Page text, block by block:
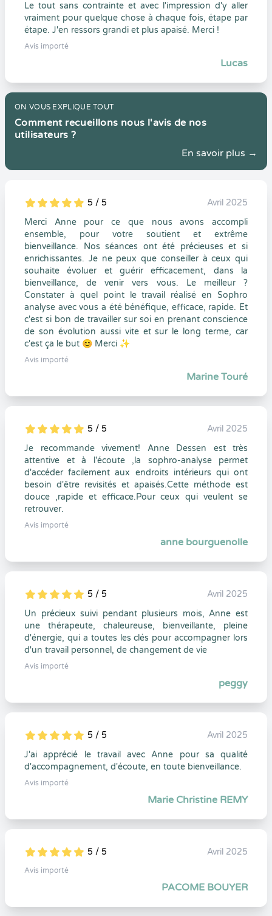
Le tout sans contrainte et avec l'impression d'y aller
vraiment pour quelque chose à chaque fois, étape par
étape. J'en ressors grandi et plus apaisé. Merci !
Avis importé
Lucas
ON VOUS EXPLIQUE TOUT
Comment recueillons nous l'avis de nos
utilisateurs ?
En savoir plus →
5
1
5
0 5 / 5
Avril 2025
Merci Anne pour ce que nous avons accompli
ensemble, pour votre soutient et extrême
bienveillance. Nos séances ont été précieuses et si
enrichissantes. Je ne peux que conseiller à ceux qui
souhaite évoluer et guérir efficacement, dans la
bienveillance, de venir vers vous. Le meilleur ?
Constater à quel point le travail réalisé en Sophro
analyse avec vous a été bénéfique, efficace, rapide. Et
c'est si bon de travailler sur soi en prenant conscience
de son évolution aussi vite et sur le long terme, car
c'est ça le but 😊 Merci ✨
Avis importé
Marine Touré
5
1
5
0 5 / 5
Avril 2025
Je recommande vivement! Anne Dessen est très
attentive et à l'écoute ,la sophro-analyse permet
d'accéder facilement aux endroits intérieurs qui ont
besoin d'être revisités et apaisés.Cette méthode est
douce ,rapide et efficace.Pour ceux qui veulent se
retrouver.
Avis importé
anne bourguenolle
5
1
5
0 5 / 5
Avril 2025
Un précieux suivi pendant plusieurs mois, Anne est
une thérapeute, chaleureuse, bienveillante, pleine
d'énergie, qui a toutes les clés pour accompagner lors
d'un travail personnel, de changement de vie
Avis importé
peggy
5
1
5
0 5 / 5
Avril 2025
J'ai apprécié le travail avec Anne pour sa qualité
d'accompagnement, d'écoute, en toute bienveillance.
Avis importé
Marie Christine REMY
5
1
5
0 5 / 5 Avril 2025
Avis importé
PACOME BOUYER